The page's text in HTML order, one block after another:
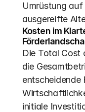
Umrüstung
ausgereifte
Kosten im
Die Total Cost
die
entscheidende
initiale